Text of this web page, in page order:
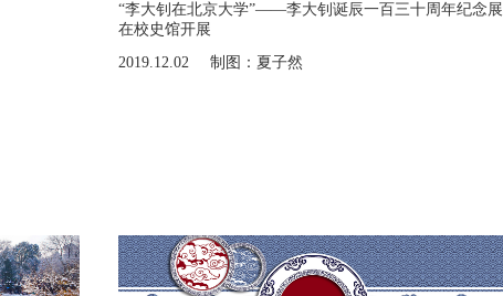
“李大钊在北京大学”——李大钊诞辰一百三十周年纪念展
在校史馆开展
2019.12.02
制图：夏子然